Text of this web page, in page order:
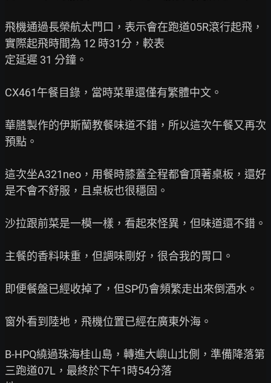
飛機通過長榮航太門口，表示會在跑道05R滾行起飛，
實際起飛時間為 12 時31分，較表
定延遲 31 分鐘。
CX461午餐目錄，當時菜單還僅有繁體中文。
華膳製作的伊斯蘭教餐味道不錯，所以這次午餐又再次
預點。
這次坐A321neo，用餐時膝蓋全程都會頂著桌板，還好
是不會不舒服，且桌板也很穩固。
沙拉跟前菜是一模一樣，看起來怪異，但味道還不錯。
主餐的香料味重，但調味剛好，很合我的胃口。
即便餐盤已經收掉了，但SP仍會頻繁走出來倒酒水。
窗外看到陸地，飛機位置已經在廣東外海。
B-HPQ繞過珠海桂山島，轉進大嶼山北側，準備降落第
三跑道07L，最終於下午1時54分落